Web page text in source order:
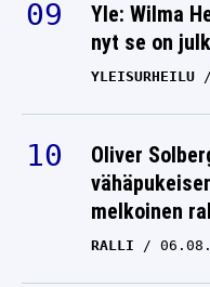
Yle: Wilma
nyt se on
YLEISURHEILU
Oliver
melkoinen
RALLI